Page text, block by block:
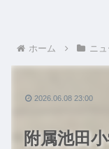
ホーム ニ
附属池田
2026.06.08 23:00